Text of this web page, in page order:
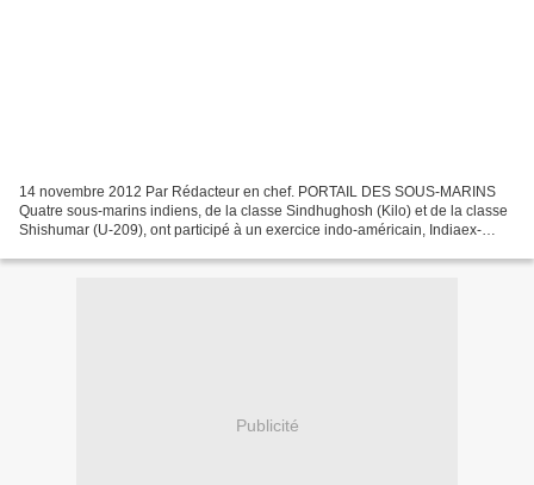
14 novembre 2012 Par Rédacteur en chef. PORTAIL DES SOUS-MARINS
Quatre sous-marins indiens, de la classe Sindhughosh (Kilo) et de la classe
Shishumar (U-209), ont participé à un exercice indo-américain, Indiaex-
Publicité